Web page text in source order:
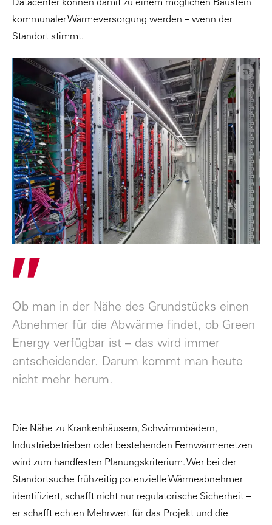
Datacenter können damit zu einem möglichen Baustein
kommunaler Wärmeversorgung werden – wenn der
Standort stimmt.
Ob man in der Nähe des Grundstücks einen
Abnehmer für die Abwärme findet, ob Green
Energy verfügbar ist – das wird immer
entscheidender. Darum kommt man heute
nicht mehr herum.
Die Nähe zu Krankenhäusern, Schwimmbädern,
Industriebetrieben oder bestehenden Fernwärmenetzen
wird zum handfesten Planungskriterium. Wer bei der
Standortsuche frühzeitig potenzielle Wärmeabnehmer
identifiziert, schafft nicht nur regulatorische Sicherheit –
er schafft echten Mehrwert für das Projekt und die